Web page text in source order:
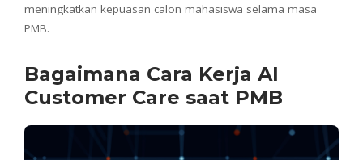
meningkatkan kepuasan calon mahasiswa selama masa
PMB.
Bagaimana Cara Kerja AI
Customer Care saat PMB